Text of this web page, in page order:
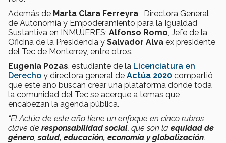
Además de Marta Clara Ferreyra , Directora General
de Autonomía y Empoderamiento para la Igualdad
Sustantiva en INMUJERES; Alfonso Romo , Jefe de la
Oficina de la Presidencia y Salvador Alva ex presidente
del Tec de Monterrey, entre otros.
Eugenia Pozas , estudiante de la Licenciatura en
Derecho y directora general de Actúa 2020 compartió
que este año buscan crear una plataforma donde toda
la comunidad del Tec se acerque a temas que
encabezan la agenda pública.
“El Actúa de este año tiene un enfoque en cinco rubros
clave de responsabilidad social , que son la equidad de
género salud, educación, economía y globalización.